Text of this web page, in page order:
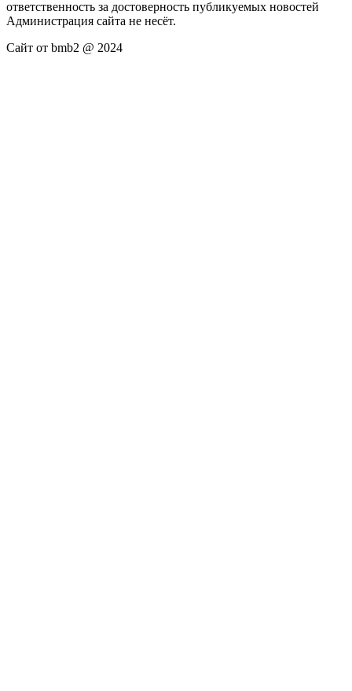
ответственность за достоверность публикуемых новостей
Администрация сайта не несёт.
Сайт от bmb2 @ 2024